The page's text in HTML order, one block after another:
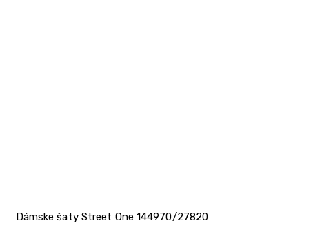
Dámske šaty Street One 144970/27820